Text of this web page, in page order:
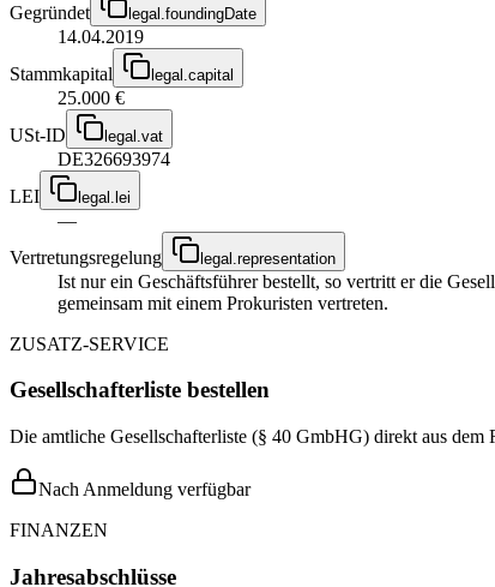
Gegründet
legal.foundingDate
14.04.2019
Stammkapital
legal.capital
25.000 €
USt-ID
legal.vat
DE326693974
LEI
legal.lei
—
Vertretungsregelung
legal.representation
Ist nur ein Geschäftsführer bestellt, so vertritt er die
gemeinsam mit einem Prokuristen vertreten.
ZUSATZ-SERVICE
Gesellschafterliste bestellen
Die amtliche Gesellschafterliste (§ 40 GmbHG) direkt aus
Nach Anmeldung verfügbar
FINANZEN
Jahresabschlüsse